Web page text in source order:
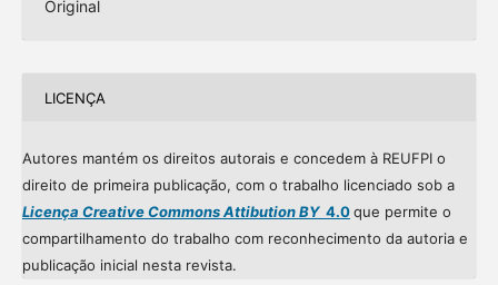
Original
LICENÇA
Autores mantém os direitos autorais e concedem à REUFPI o
direito de primeira publicação, com o trabalho licenciado sob a
Licença Creative Commons Attibution BY4.0que permite o
compartilhamento do trabalho com reconhecimento da autoria e
publicação inicial nesta revista.